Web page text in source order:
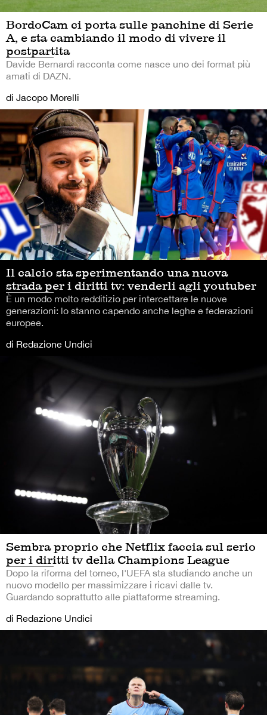
BordoCam ci porta sulle panchine di Serie
A, e sta cambiando il modo di vivere il
postpartita
Davide Bernardi racconta come nasce uno dei format più
amati di DAZN.
di Jacopo Morelli
Il calcio sta sperimentando una nuova
strada per i diritti tv: venderli agli youtuber
È un modo molto redditizio per intercettare le nuove
generazioni: lo stanno capendo anche leghe e federazioni
europee.
di Redazione Undici
Sembra proprio che Netflix faccia sul serio
per i diritti tv della Champions League
Dopo la riforma del torneo, l'UEFA sta studiando anche un
nuovo modello per massimizzare i ricavi dalle tv.
Guardando soprattutto alle piattaforme streaming.
di Redazione Undici